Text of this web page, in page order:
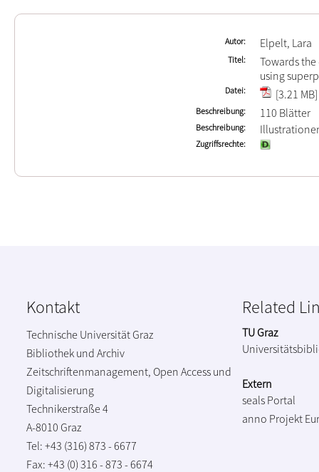
Autor Elpelt, Lara
Titel
Towards
using
Datei [3.21 MB]
Beschreibung 110 Blätter
Beschreibung
Zugriffsrechte
Kontakt
Technische Universität Graz
Bibliothek und Archiv
Zeitschriftenmanagement, Open Access und
Digitalisierung
Technikerstraße 4
A-8010 Graz
Tel: +43 (316) 873 - 6677
Fax: +43 (0) 316 - 873 - 6674
Related
TU Graz
Extern
seals Portal
anno Projekt